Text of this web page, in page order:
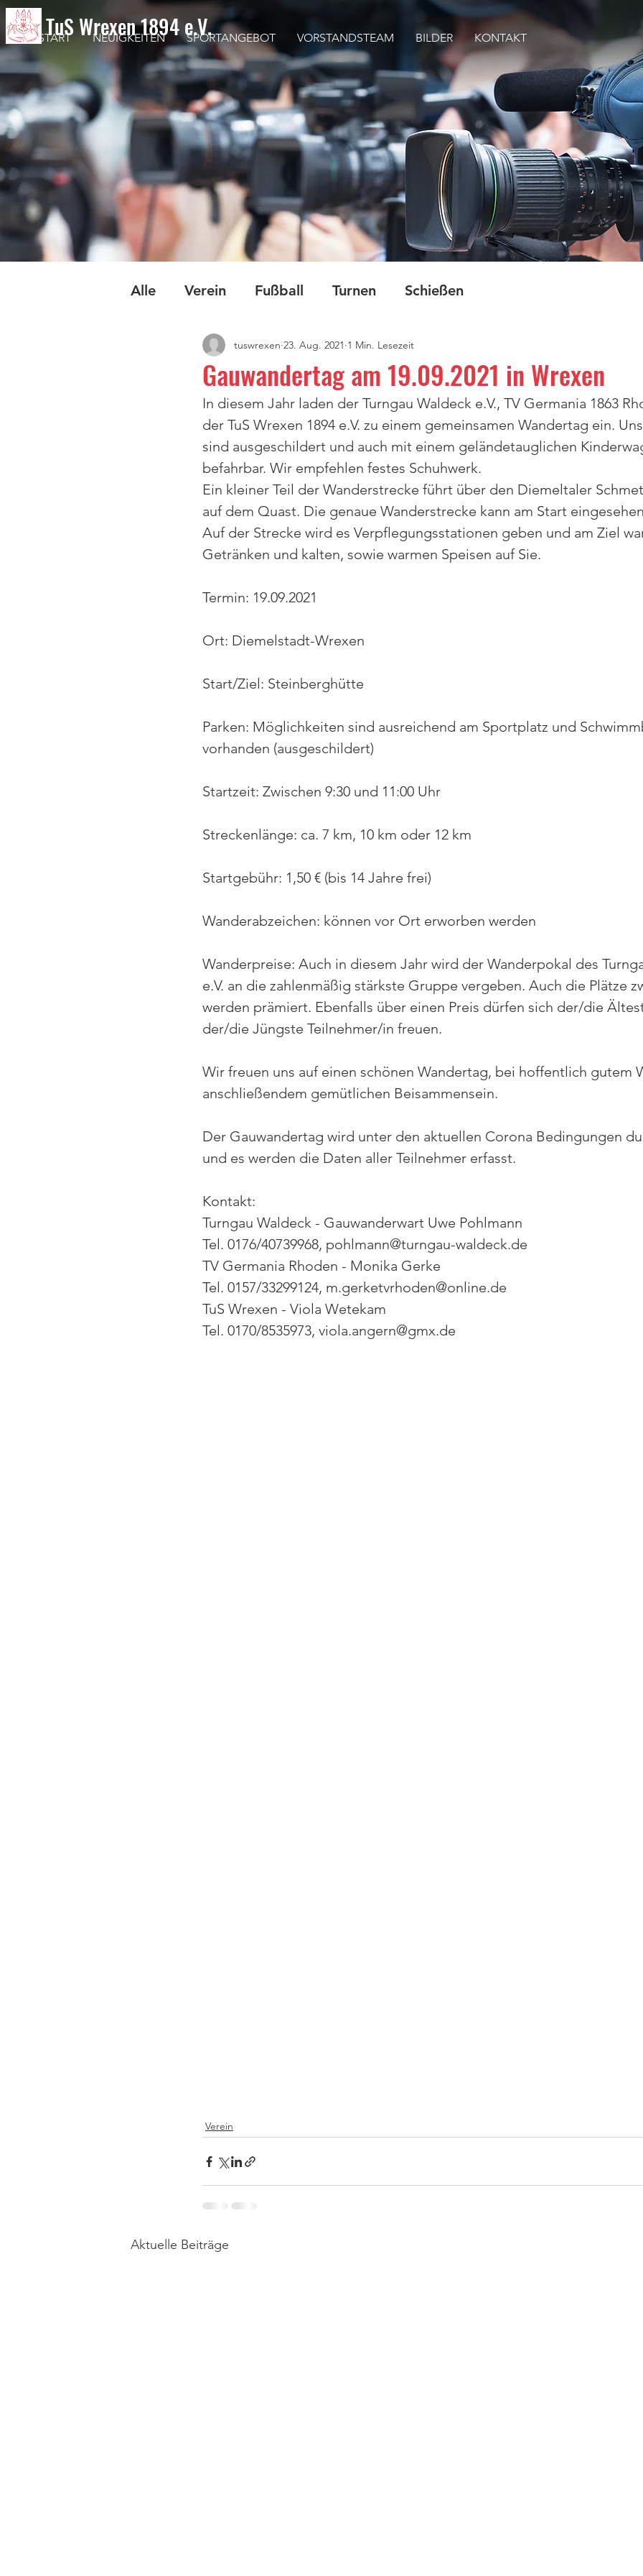
TuS Wrexen 1894 e.V.
START NEUIGKEITEN SPORTANGEBOT VORSTANDSTEAM BILDER KONTAKT
Alle Verein Fußball Turnen Schießen
Gauwandertag am 19.09.2021 in Wrexen
tuswrexen 23. Aug. 2021 1 Min. Lesezeit
In diesem Jahr laden der Turngau Waldeck e.V., TV Germania 1863
der TuS Wrexen 1894 e.V. zu einem gemeinsamen Wandertag ein.
sind ausgeschildert und auch mit einem geländetauglichen
befahrbar. Wir empfehlen festes Schuhwerk.
Ein kleiner Teil der Wanderstrecke führt über den Diemeltaler
auf dem Quast. Die genaue Wanderstrecke kann am Start
Auf der Strecke wird es Verpflegungsstationen geben und am Ziel
Getränken und kalten, sowie warmen Speisen auf Sie.
Termin: 19.09.2021
Ort: Diemelstadt-Wrexen
Start/Ziel: Steinberghütte
Parken: Möglichkeiten sind ausreichend am Sportplatz und
vorhanden (ausgeschildert)
Startzeit: Zwischen 9:30 und 11:00 Uhr
Streckenlänge: ca. 7 km, 10 km oder 12 km
Startgebühr: 1,50 € (bis 14 Jahre frei)
Wanderabzeichen: können vor Ort erworben werden
Wanderpreise: Auch in diesem Jahr wird der Wanderpokal des
e.V. an die zahlenmäßig stärkste Gruppe vergeben. Auch die Plätze
werden prämiert. Ebenfalls über einen Preis dürfen sich der/die
der/die Jüngste Teilnehmer/in freuen.
Wir freuen uns auf einen schönen Wandertag, bei hoffentlich gutem
anschließendem gemütlichen Beisammensein.
Der Gauwandertag wird unter den aktuellen Corona Bedingungen
und es werden die Daten aller Teilnehmer erfasst.
Kontakt:
Turngau Waldeck - Gauwanderwart Uwe Pohlmann
Tel. 0176/40739968, pohlmann@turngau-waldeck.de
TV Germania Rhoden - Monika Gerke
Tel. 0157/33299124, m.gerketvrhoden@online.de
TuS Wrexen - Viola Wetekam
Tel. 0170/8535973, viola.angern@gmx.de
Verein
Aktuelle Beiträge